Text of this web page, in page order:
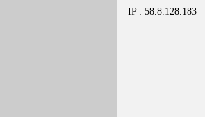
IP : 58.8.128.183